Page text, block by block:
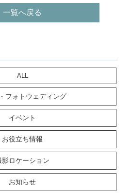
一覧へ戻る
ALL
フォトウェディング
イベント
お役立ち情報
影ロケーション
お知らせ